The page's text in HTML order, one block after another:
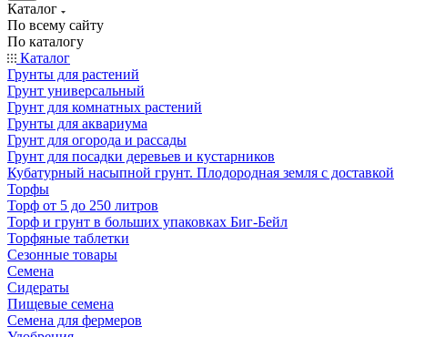
Каталог
По всему сайту
По каталогу
Каталог
Грунты для растений
Грунт универсальный
Грунт для комнатных растений
Грунты для аквариума
Грунт для огорода и рассады
Грунт для посадки деревьев и кустарников
Кубатурный насыпной грунт. Плодородная земля с доставкой
Торфы
Торф от 5 до 250 литров
Торф и грунт в больших упаковках Биг-Бейл
Торфяные таблетки
Сезонные товары
Семена
Сидераты
Пищевые семена
Семена для фермеров